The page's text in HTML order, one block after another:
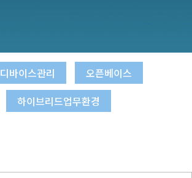
디바이스관리
오픈베이스
하이브리드업무환경